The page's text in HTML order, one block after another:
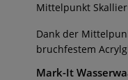
Mittelpunkt
Dank der
bruchfestem
Mark-It